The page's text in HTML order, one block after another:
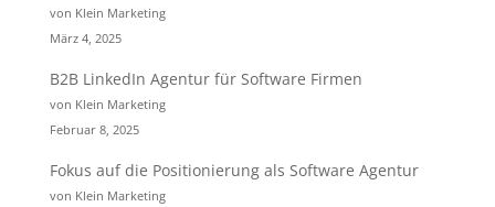
von Klein Marketing
März 4, 2025
B2B LinkedIn Agentur für Software Firmen
von Klein Marketing
Februar 8, 2025
Fokus auf die Positionierung als Software Agentur
von Klein Marketing